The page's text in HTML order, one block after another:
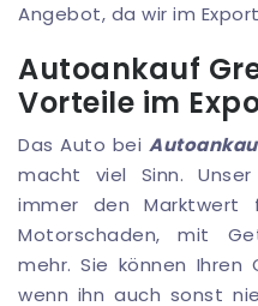
Angebot, da wir im
Autoankauf
Vorteile im
Das Auto bei
macht viel Sinn.
immer den
Motorschaden, mit
mehr. Sie können Ihren
wenn ihn auch sonst